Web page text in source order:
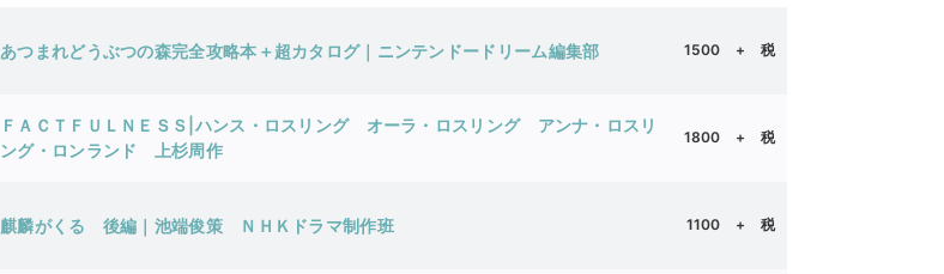
あつまれどうぶつの森完全攻略本＋超カタログ｜ニンテンドードリーム編集部 1500 + 税
ＦＡＣＴＦＵＬＮＥＳＳ|ハンス・ロスリング オーラ・ロスリング アンナ・ロスリ
ング・ロンランド 上杉周作
1800 + 税
麒麟がくる 後編｜池端俊策 ＮＨＫドラマ制作班 1100 + 税